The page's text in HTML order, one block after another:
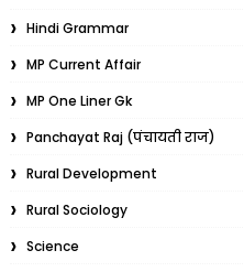
Hindi Grammar
MP Current Affair
MP One Liner Gk
Panchayat Raj (पंचायती राज)
Rural Development
Rural Sociology
Science